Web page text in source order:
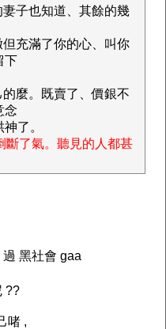
子也知道、其餘的幾
充滿了你的心、叫你
下
麼。既賣了、價銀不
念
了。
斷了氣。聽見的人都甚
黑社會 gaa
??
啫 ,